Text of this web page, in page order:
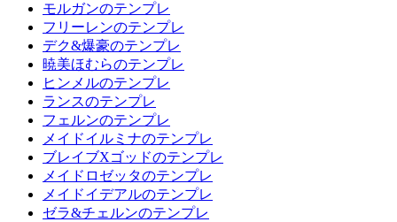
モルガンのテンプレ
フリーレンのテンプレ
デク&爆豪のテンプレ
暁美ほむらのテンプレ
ヒンメルのテンプレ
ランスのテンプレ
フェルンのテンプレ
メイドイルミナのテンプレ
ブレイブXゴッドのテンプレ
メイドロゼッタのテンプレ
メイドイデアルのテンプレ
ゼラ&チェルンのテンプレ